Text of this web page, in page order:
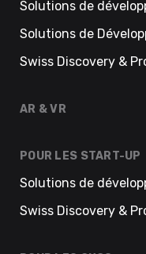
Solutions de
Solutions de
Swiss Discovery &
AR & VR
POUR LES START-UP
Solutions de
Swiss Discovery &